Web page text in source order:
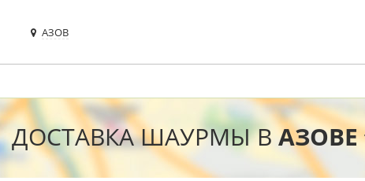
АЗОВ
ДОСТАВКА ШАУРМЫ ВАЗОВЕ